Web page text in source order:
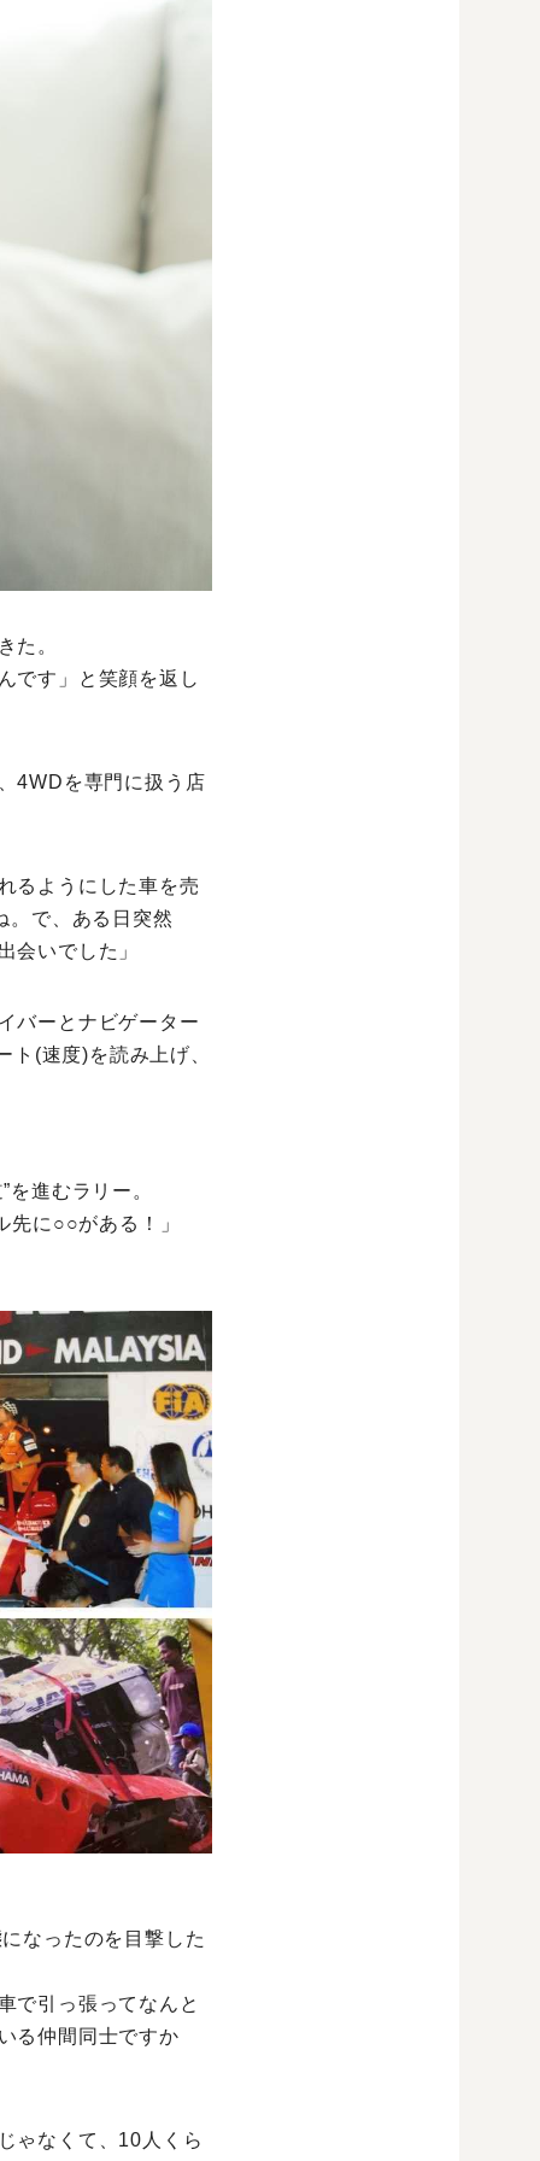
た。
です」と笑顔を返し
4WDを専門に扱う店
るようにした車を売
。で、ある日突然
会いでした」
バーとナビゲーター
(速度)を読み上げ、
進むラリー。
に○○がある！」
なったのを目撃した
で引っ張ってなんと
る仲間同士ですか
ゃなくて、10人くら